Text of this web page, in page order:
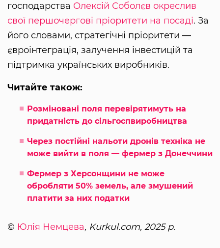
господарства Олексій Соболєв окреслив
свої першочергові пріоритети на посаді. За
його словами, стратегічні пріоритети —
євроінтеграція, залучення інвестицій та
підтримка українських виробників.
Читайте також:
Розміновані поля перевірятимуть на
придатність до сільгоспвиробництва
Через постійні нальоти дронів техніка не
може вийти в поля — фермер з Донеччини
Фермер з Херсонщини не може
обробляти 50% земель, але змушений
платити за них податки
© Юлія Немцева, Kurkul.com, 2025 р.